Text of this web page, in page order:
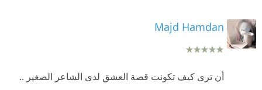
Majd Hamdan
أن ترى كيف تكونت قصة العشق لدى الشاعر الصغير ..